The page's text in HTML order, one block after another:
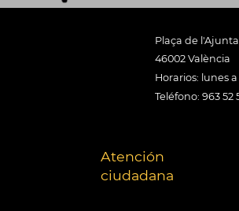
Plaça de
46002 València
Horarios: lunes
Teléfono: 963 52
Atención
ciudadana